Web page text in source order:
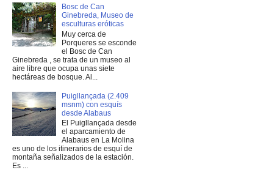
Bosc de Can
Ginebreda, Museo de
esculturas eróticas
Muy cerca de
Porqueres se esconde
el Bosc de Can
Ginebreda , se trata de un museo al
aire libre que ocupa unas siete
hectáreas de bosque. Al...
Puigllançada (2.409
msnm) con esquís
desde Alabaus
El Puigllançada desde
el aparcamiento de
Alabaus en La Molina
es uno de los itinerarios de esquí de
montaña señalizados de la estación.
Es ...